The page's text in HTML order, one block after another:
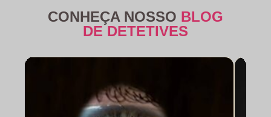
CONHEÇA NOSSO BLOG
DE DETETIVES